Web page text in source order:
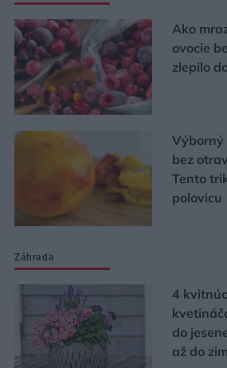
Ako
ovocie
zlepilo
Výborný
bez
Tento
polovicu
Záhrada
4
do
až do